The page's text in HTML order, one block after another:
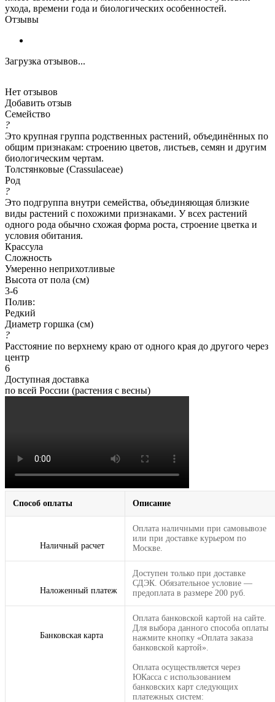
ухода, времени года и биологических особенностей.
Отзывы
Загрузка отзывов...
Нет отзывов
Добавить отзыв
Семейство
?
Это крупная группа родственных растений, объединённых по
общим признакам: строению цветов, листьев, семян и другим
биологическим чертам.
Толстянковые (Crassulaceae)
Род
?
Это подгруппа внутри семейства, объединяющая близкие
виды растений с похожими признаками. У всех растений
одного рода обычно схожая форма роста, строение цветка и
условия обитания.
Крассула
Сложность
Умеренно неприхотливые
Высота от пола (см)
3-6
Полив:
Редкий
Диаметр горшка (см)
?
Расстояние по верхнему краю от одного края до другого через
центр
6
Доступная доставка
по всей России (растения с весны)
Способ оплаты Описание
Наличный расчет
Оплата наличными при самовывозе
или при доставке курьером по
Москве.
Наложенный платеж
Доступен только при доставке
СДЭК. Обязательное условие —
предоплата в размере 200 руб.
Банковская карта
Оплата банковской картой на сайте.
Для выбора данного способа оплаты
нажмите кнопку «Оплата заказа
банковской картой».
Оплата осуществляется через
ЮКасса с использованием
банковских карт следующих
платежных систем: